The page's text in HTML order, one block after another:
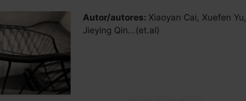
Autor/autores: Xiaoyan Cai, Xuefen Yu,
Jieying Qin...(et.al)